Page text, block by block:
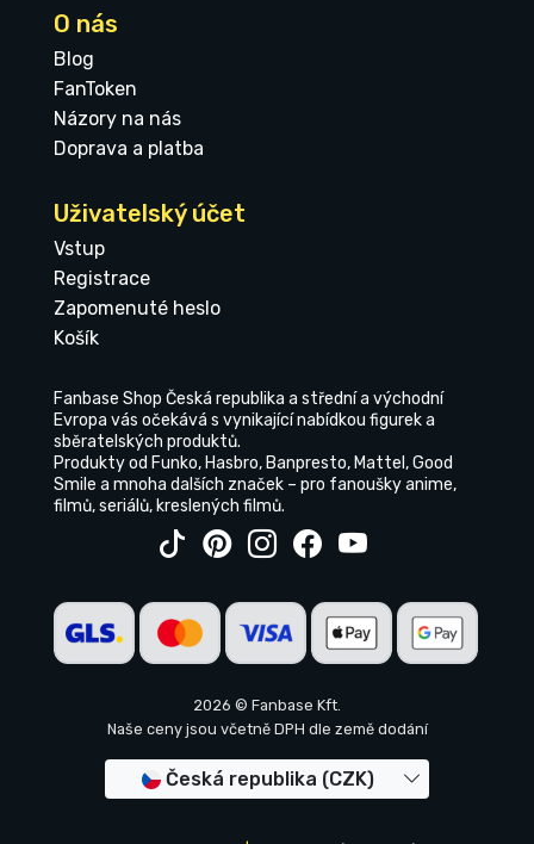
O nás
Blog
FanToken
Názory na nás
Doprava a platba
Uživatelský účet
Vstup
Registrace
Zapomenuté heslo
Košík
Fanbase Shop Česká republika a střední a východní
Evropa vás očekává s vynikající nabídkou figurek a
sběratelských produktů.
Produkty od Funko, Hasbro, Banpresto, Mattel, Good
Smile a mnoha dalších značek – pro fanoušky anime,
filmů, seriálů, kreslených filmů.
2026 © Fanbase Kft.
Naše ceny jsou včetně DPH dle země dodání
Česká republika (CZK)